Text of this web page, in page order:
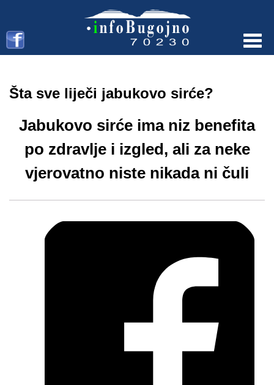
Šta sve liječi jabukovo sirće?
Jabukovo sirće ima niz benefita
po zdravlje i izgled, ali za neke
vjerovatno niste nikada ni čuli